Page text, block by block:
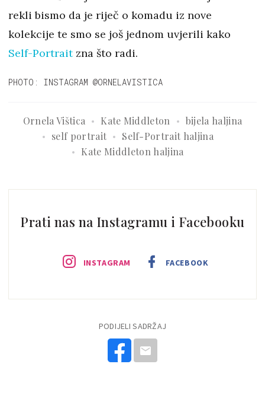
rekli bismo da je riječ o komadu iz nove
kolekcije te smo se još jednom uvjerili kako
Self-Portrait zna što radi.
PHOTO: INSTAGRAM @ORNELAVISTICA
Ornela Vištica Kate Middleton
bijela haljina
self portrait
Self-Portrait haljina
Kate Middleton haljina
Prati nas na Instagramu i Facebooku
INSTAGRAM FACEBOOK
PODIJELI SADRŽAJ